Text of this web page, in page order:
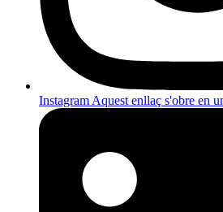
Instagram Aquest enllaç s'obre en